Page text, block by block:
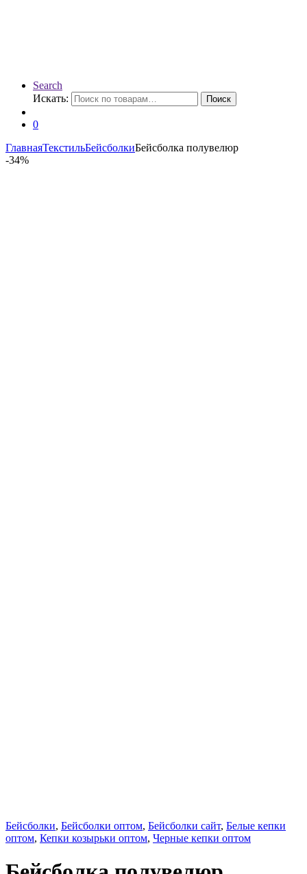
Search
Искать:
Поиск
0
ГлавнаяТекстильБейсболкиБейсболка полувелюр
-34%
Бейсболки, Бейсболки оптом, Бейсболки сайт, Белые кепки
оптом, Кепки козырьки оптом, Черные кепки оптом